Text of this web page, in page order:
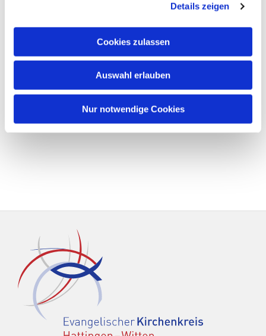
Details zeigen
Cookies zulassen
Auswahl erlauben
Nur notwendige Cookies